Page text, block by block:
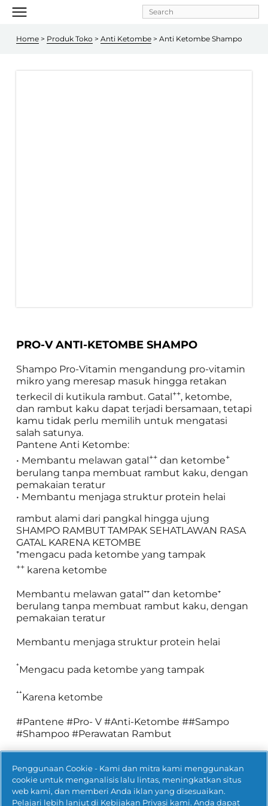
Skip to
main
Home > Produk Toko > Anti Ketombe > Anti Ketombe Shampo
PRO-V ANTI-KETOMBE SHAMPO
Shampo Pro-Vitamin mengandung pro-vitamin
mikro yang meresap masuk hingga retakan
terkecil di kutikula rambut. Gatal ++, ketombe,
dan rambut kaku dapat terjadi bersamaan, tetapi
kamu tidak perlu memilih untuk mengatasi
salah satunya.
Pantene Anti Ketombe:
• Membantu melawan gatal ++ dan ketombe+
berulang tanpa membuat rambut kaku, dengan
pemakaian teratur
• Membantu menjaga struktur protein helai
rambut alami dari pangkal hingga ujung
SHAMPO RAMBUT TAMPAK SEHATLAWAN RASA
GATAL KARENA KETOMBE
++ karena ketombe
Membantu melawan gatal⁺⁺ dan ketombe⁺
berulang tanpa membuat rambut kaku, dengan
pemakaian teratur
Membantu menjaga struktur protein helai
⁺Mengacu pada ketombe yang tampak
⁺⁺Karena ketombe
#Pantene #Pro- V #Anti-Ketombe ##Sampo
#Shampoo #Perawatan Rambut
BUY NOW
Penggunaan Cookie - Kami dan mitra kami menggunakan
cookie untuk menganalisis lalu lintas, meningkatkan situs
web kami, dan memberi Anda iklan yang disesuaikan.
Pelajari lebih lanjut di Kebijakan Privasi kami. Anda dapat